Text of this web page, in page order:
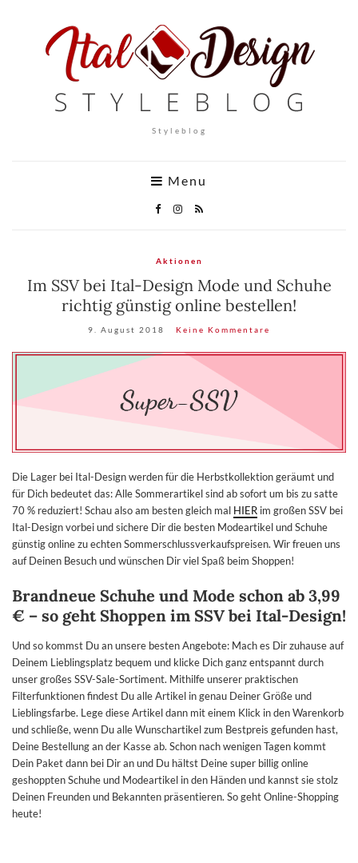
Styleblog
Menu
Aktionen
Im SSV bei Ital-Design Mode und Schuhe
richtig günstig online bestellen!
9. August 2018 Keine Kommentare
Die Lager bei Ital-Design werden für die Herbstkollektion geräumt und
für Dich bedeutet das: Alle Sommerartikel sind ab sofort um bis zu satte
70 % reduziert! Schau also am besten gleich mal HIER im großen SSV bei
Ital-Design vorbei und sichere Dir die besten Modeartikel und Schuhe
günstig online zu echten Sommerschlussverkaufspreisen. Wir freuen uns
auf Deinen Besuch und wünschen Dir viel Spaß beim Shoppen!
Brandneue Schuhe und Mode schon ab 3,99
€ – so geht Shoppen im SSV bei Ital-Design!
Und so kommst Du an unsere besten Angebote: Mach es Dir zuhause auf
Deinem Lieblingsplatz bequem und klicke Dich ganz entspannt durch
unser großes SSV-Sale-Sortiment. Mithilfe unserer praktischen
Filterfunktionen findest Du alle Artikel in genau Deiner Größe und
Lieblingsfarbe. Lege diese Artikel dann mit einem Klick in den Warenkorb
und schließe, wenn Du alle Wunschartikel zum Bestpreis gefunden hast,
Deine Bestellung an der Kasse ab. Schon nach wenigen Tagen kommt
Dein Paket dann bei Dir an und Du hältst Deine super billig online
geshoppten Schuhe und Modeartikel in den Händen und kannst sie stolz
Deinen Freunden und Bekannten präsentieren. So geht Online-Shopping
heute!